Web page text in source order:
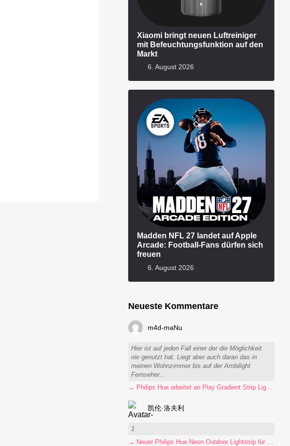
Xiaomi bringt neuen Luftreiniger
mit Befeuchtungsfunktion auf den
Markt
6. August 2026
Madden NFL 27 landet auf Apple
Arcade: Football-Fans dürfen sich
freuen
6. August 2026
Neueste Kommentare
m4d-maNu
Hier ist auf jeden Fall einer der die Möglichkeit
nie genutzt hat. Liegt aber auch daran das in
meinen Wohnzimmer bis auf der Ambilight
Fernseher...
→ Philips Hue arbeitet an Play Gradient Strip Light Pro
凯伦·洛夫利
1
→ Neuer Philips Hue Neon Outdoor Lightstrip für 130 Euro